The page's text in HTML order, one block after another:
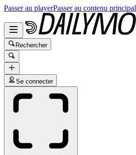
Passer au playerPasser au contenu principal
Rechercher
Se connecter